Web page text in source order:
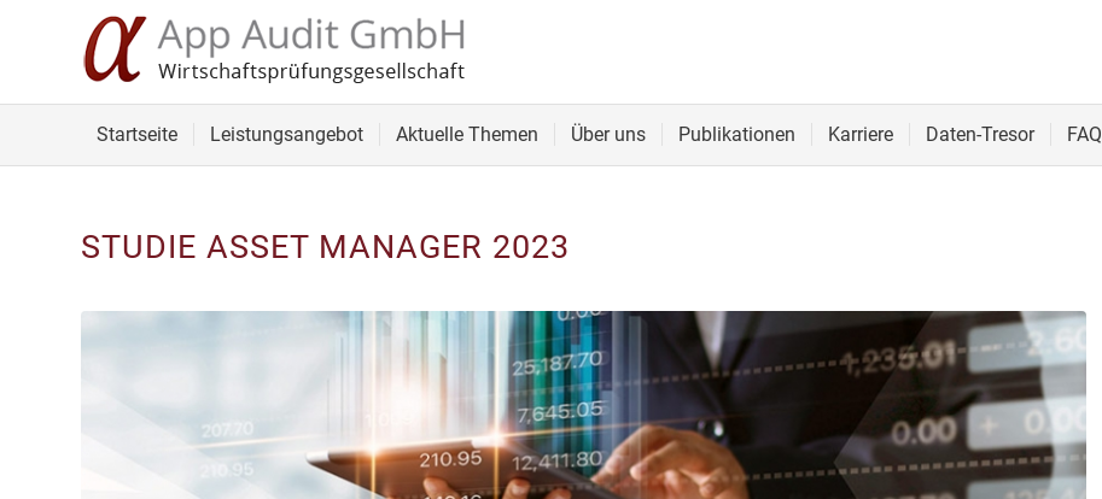
Startseite Leistungsangebot Aktuelle Themen Über uns Publikationen Karriere Daten-Tresor FAQ
STUDIE ASSET MANAGER 2023